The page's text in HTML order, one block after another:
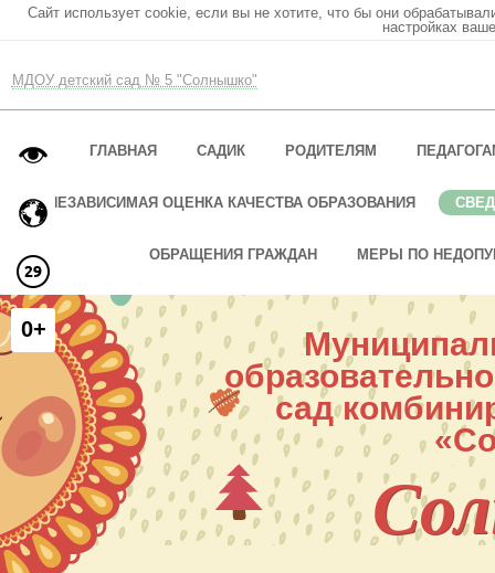
Сайт использует cookie, если вы не хотите, что бы они
настройках
МДОУ детский сад № 5 "Солнышко"
ГЛАВНАЯ САДИК РОДИТЕЛЯМ
НЕЗАВИСИМАЯ ОЦЕНКА КАЧЕСТВА ОБРАЗОВАНИЯ
ОБРАЩЕНИЯ ГРАЖДАН МЕРЫ ПО
сад
0+